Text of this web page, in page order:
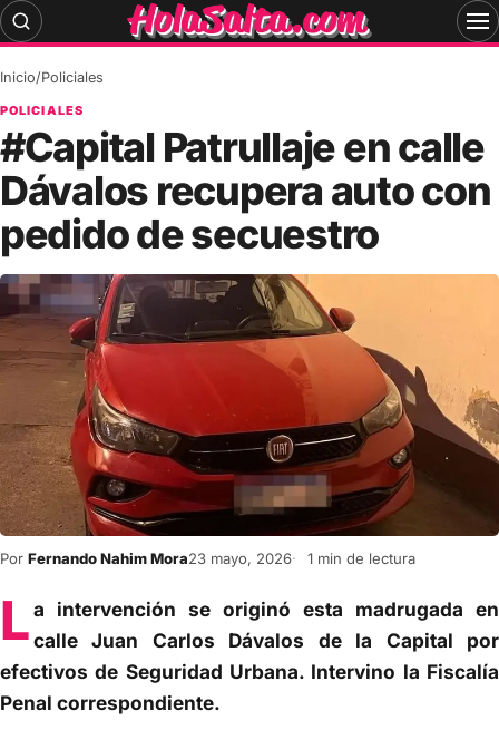
Skip
to
Inicio/Policiales
POLICIALES
#Capital Patrullaje en calle
Dávalos recupera auto con
pedido de secuestro
Por Fernando Nahim Mora23 mayo, 2026 1 min de lectura
La intervención se originó esta madrugada en
calle Juan Carlos Dávalos de la Capital por
efectivos de Seguridad Urbana. Intervino la Fiscalía
Penal correspondiente.